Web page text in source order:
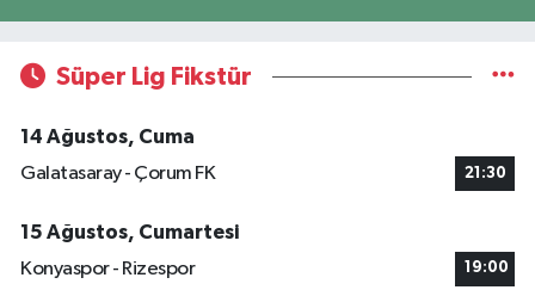
Süper Lig Fikstür
14 Ağustos, Cuma
Galatasaray - Çorum FK
21:30
15 Ağustos, Cumartesi
Konyaspor - Rizespor
19:00